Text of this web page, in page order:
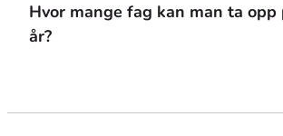
Hvor mange fag kan man ta opp
år?